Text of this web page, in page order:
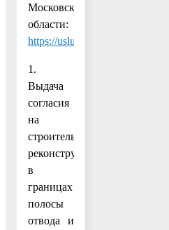
Московской
области:
https://uslugi.mosreg.ru/
1.
Выдача
согласия
на
строительство,
реконструкцию
в
границах
полосы
отвода и